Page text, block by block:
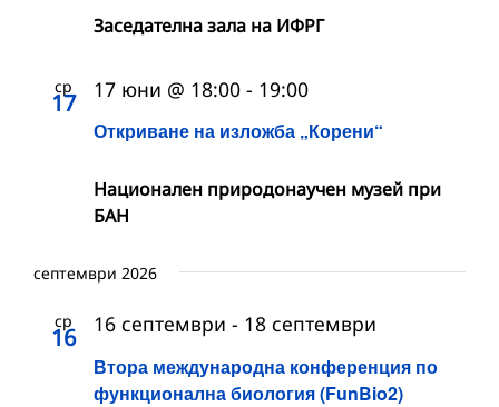
Заседателна зала на ИФРГ
ср
17
Откриване на изложба „Корени“
17 юни @ 18:00 - 19:00
Национален природонаучен музей при
БАН
септември 2026
ср
16
Втора международна конференция по
функционална биология (FunBio2)
16 септември - 18 септември